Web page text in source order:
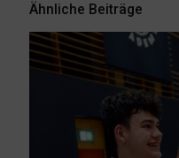
Ähnliche Beiträge